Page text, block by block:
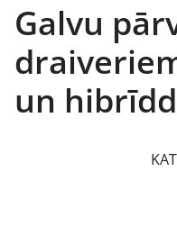
Galvu
un